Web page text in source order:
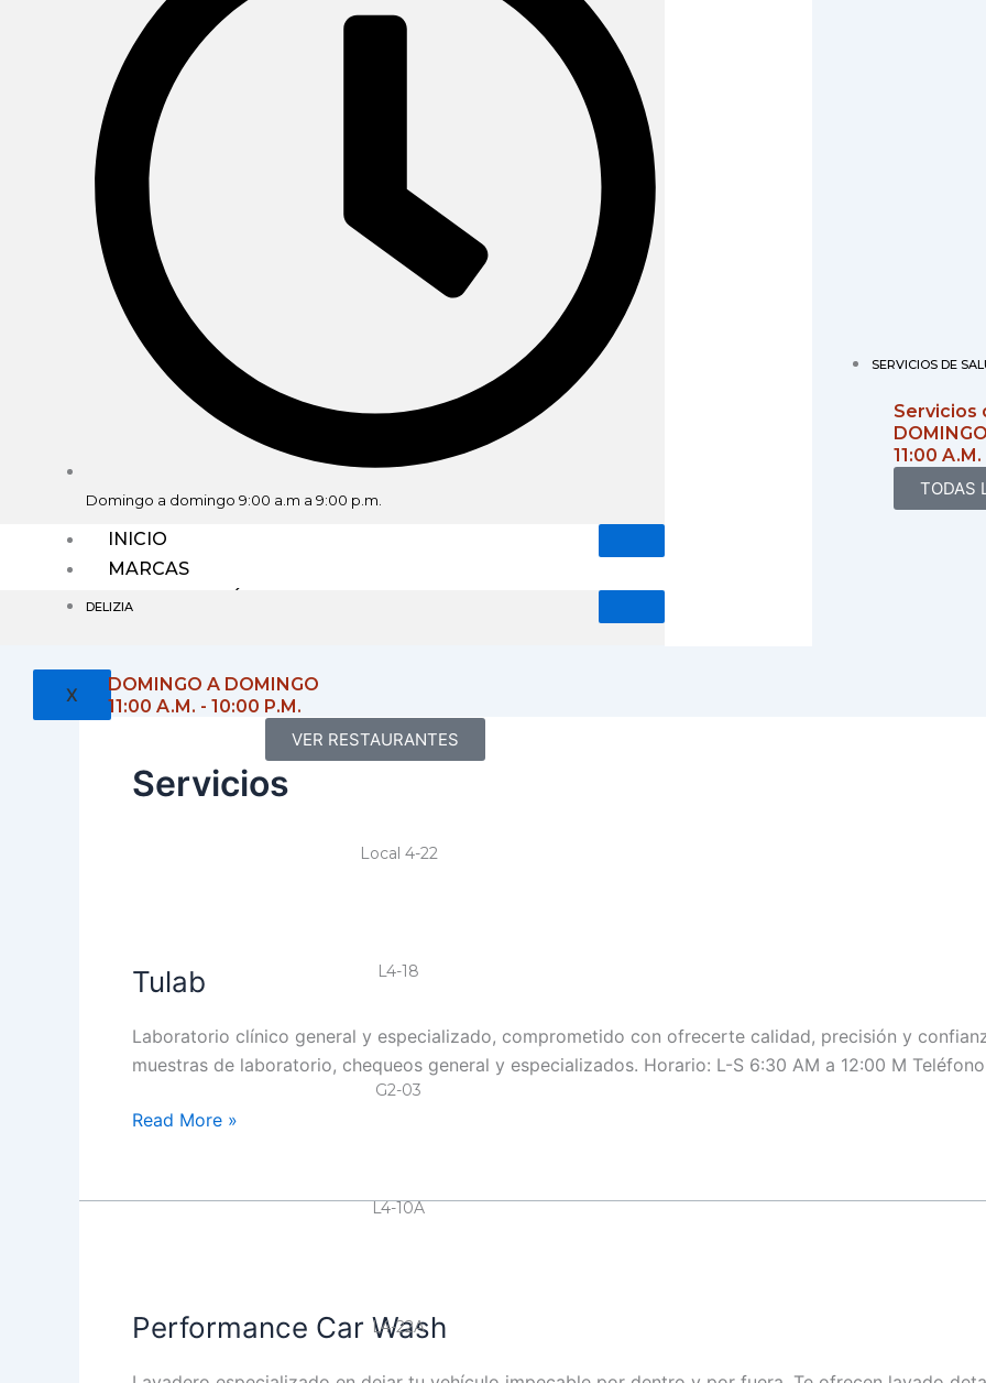
Domingo a domingo 9:00 a.m a 9:00 p.m.
INICIO
MARCAS
GASTRONOMÍA
X
DELIZIA
DOMINGO A DOMINGO
11:00 A.M. - 10:00 P.M.
VER RESTAURANTES
Local 4-22
L4-18
G2-03
L4-10A
L4-22A
SERVICIOS DE
Servicios
11:00
TODAS
Servicios
Tulab
Laboratorio clínico general y especializado, comprometido con ofrecerte calidad, precisión y
muestras de laboratorio, chequeos general y especializados. Horario: L-S 6:30 AM a 12:00 M
Read More »
Performance Car Wash
Wash